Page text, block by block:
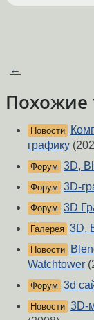
←
Похожие
Новости
графику
Форум 3D,
Форум 3D-
Форум 3D
Галерея 3D,
Новости
Watchtower
Форум 3d
Новости 3D-